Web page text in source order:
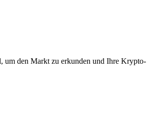
um den Markt zu erkunden und Ihre Krypto-